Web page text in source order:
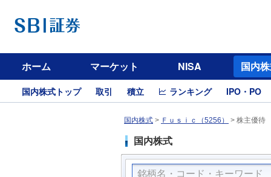
ホーム マーケット NISA 国内
国内株式トップ 取引 積立 ランキング IPO・PO
国内株式 > Ｆｕｓｉｃ（5256） > 株主優待
国内株式